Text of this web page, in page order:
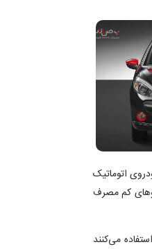
اتوماتیک
کم مصرف
می‌کنند